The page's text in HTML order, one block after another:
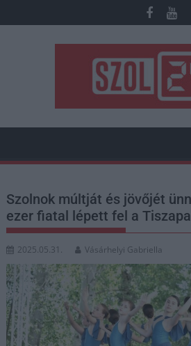
to
Szolnok múltját és jövőjét
ezer fiatal lépett fel a
2025.05.31. Vásárhelyi Gabriella